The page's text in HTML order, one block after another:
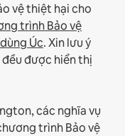
vệ thiệt hại cho
trình Bảo vệ
Úc. Xin lưu ý
được hiển thị
các nghĩa vụ
trình Bảo vệ